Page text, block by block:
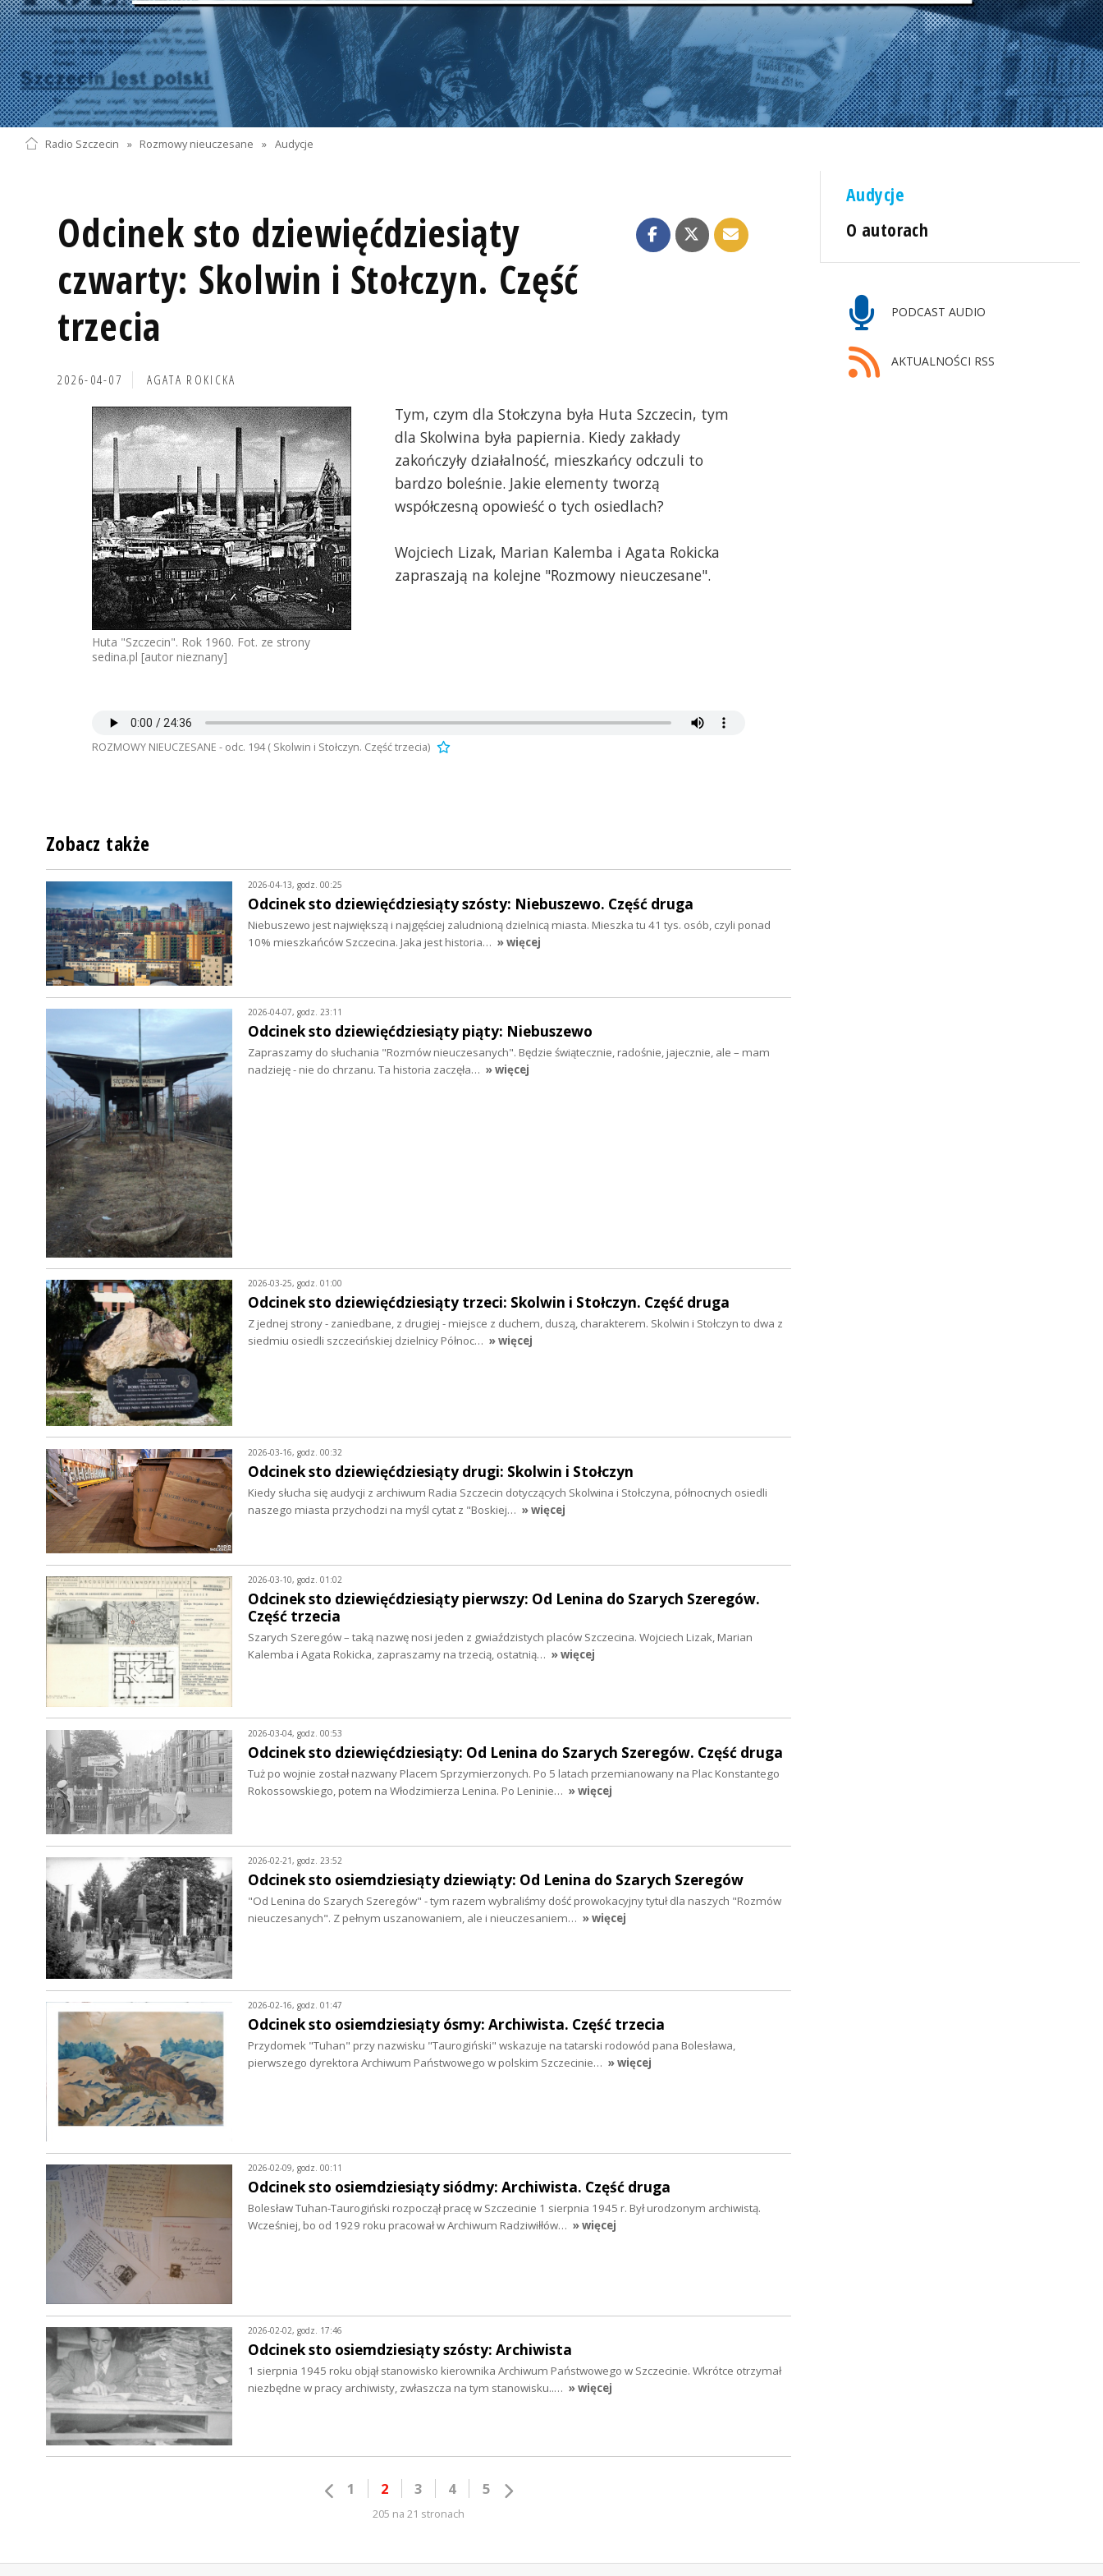
Radio Szczecin » Rozmowy nieuczesane » Audycje
Odcinek sto dziewięćdziesiąty
czwarty: Skolwin i Stołczyn. Część
trzecia
2026-04-07 AGATA ROKICKA
Huta "Szczecin". Rok 1960. Fot. ze strony
sedina.pl [autor nieznany]
Tym, czym dla Stołczyna była Huta Szczecin, tym
dla Skolwina była papiernia. Kiedy zakłady
zakończyły działalność, mieszkańcy odczuli to
bardzo boleśnie. Jakie elementy tworzą
współczesną opowieść o tych osiedlach?
Wojciech Lizak, Marian Kalemba i Agata Rokicka
zapraszają na kolejne "Rozmowy nieuczesane".
ROZMOWY NIEUCZESANE - odc. 194 ( Skolwin i Stołczyn. Część trzecia)
Audycje
O autorach
PODCAST AUDIO
AKTUALNOŚCI RSS
Zobacz także
2026-04-13, godz. 00:25
Odcinek sto dziewięćdziesiąty szósty: Niebuszewo. Część druga
Niebuszewo jest największą i najgęściej zaludnioną dzielnicą miasta. Mieszka tu 41 tys. osób, czyli ponad
10% mieszkańców Szczecina. Jaka jest historia… » więcej
2026-04-07, godz. 23:11
Odcinek sto dziewięćdziesiąty piąty: Niebuszewo
Zapraszamy do słuchania "Rozmów nieuczesanych". Będzie świątecznie, radośnie, jajecznie, ale – mam
nadzieję - nie do chrzanu. Ta historia zaczęła… » więcej
2026-03-25, godz. 01:00
Odcinek sto dziewięćdziesiąty trzeci: Skolwin i Stołczyn. Część druga
Z jednej strony - zaniedbane, z drugiej - miejsce z duchem, duszą, charakterem. Skolwin i Stołczyn to dwa z
siedmiu osiedli szczecińskiej dzielnicy Północ… » więcej
2026-03-16, godz. 00:32
Odcinek sto dziewięćdziesiąty drugi: Skolwin i Stołczyn
Kiedy słucha się audycji z archiwum Radia Szczecin dotyczących Skolwina i Stołczyna, północnych osiedli
naszego miasta przychodzi na myśl cytat z "Boskiej… » więcej
2026-03-10, godz. 01:02
Odcinek sto dziewięćdziesiąty pierwszy: Od Lenina do Szarych Szeregów.
Część trzecia
Szarych Szeregów – taką nazwę nosi jeden z gwiaździstych placów Szczecina. Wojciech Lizak, Marian
Kalemba i Agata Rokicka, zapraszamy na trzecią, ostatnią… » więcej
2026-03-04, godz. 00:53
Odcinek sto dziewięćdziesiąty: Od Lenina do Szarych Szeregów. Część druga
Tuż po wojnie został nazwany Placem Sprzymierzonych. Po 5 latach przemianowany na Plac Konstantego
Rokossowskiego, potem na Włodzimierza Lenina. Po Leninie… » więcej
2026-02-21, godz. 23:52
Odcinek sto osiemdziesiąty dziewiąty: Od Lenina do Szarych Szeregów
"Od Lenina do Szarych Szeregów" - tym razem wybraliśmy dość prowokacyjny tytuł dla naszych "Rozmów
nieuczesanych". Z pełnym uszanowaniem, ale i nieuczesaniem… » więcej
2026-02-16, godz. 01:47
Odcinek sto osiemdziesiąty ósmy: Archiwista. Część trzecia
Przydomek "Tuhan" przy nazwisku "Taurogiński" wskazuje na tatarski rodowód pana Bolesława,
pierwszego dyrektora Archiwum Państwowego w polskim Szczecinie… » więcej
2026-02-09, godz. 00:11
Odcinek sto osiemdziesiąty siódmy: Archiwista. Część druga
Bolesław Tuhan-Taurogiński rozpoczął pracę w Szczecinie 1 sierpnia 1945 r. Był urodzonym archiwistą.
Wcześniej, bo od 1929 roku pracował w Archiwum Radziwiłłów… » więcej
2026-02-02, godz. 17:46
Odcinek sto osiemdziesiąty szósty: Archiwista
1 sierpnia 1945 roku objął stanowisko kierownika Archiwum Państwowego w Szczecinie. Wkrótce otrzymał
niezbędne w pracy archiwisty, zwłaszcza na tym stanowisku..… » więcej
1 2 3 4 5
205 na 21 stronach